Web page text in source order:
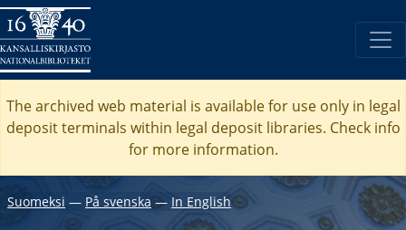
The archived web material is available for use only in legal
deposit terminals within legal deposit libraries. Check info
for more information.
Suomeksi ― På svenska ― In English